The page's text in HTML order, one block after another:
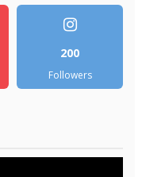
200
Followers